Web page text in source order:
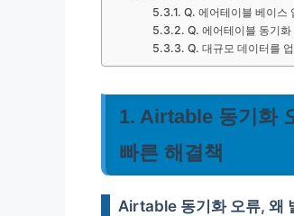
Q. 에어테이블 베이스
Q. 에어테이블 동기
Q. 대규모 데이터를
1. Airtable 동기화
빠른 해결책
Airtable 동기화 오류, 왜